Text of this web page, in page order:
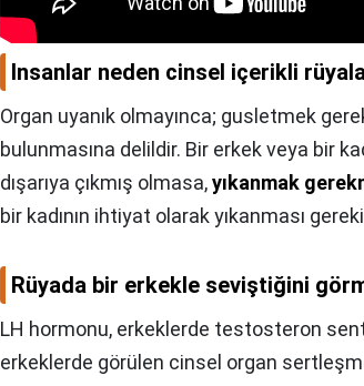
Insanlar neden cinsel içerikli
Organ uyanık olmayınca; gusletmek
bulunmasına delildir. Bir erkek veya bir
dışarıya çıkmış olmasa,yıkanmak
bir kadının ihtiyat olarak yıkanması
Rüyada bir erkekle seviştiğini
LH hormonu, erkeklerde testosteron
erkeklerde görülen cinsel organ